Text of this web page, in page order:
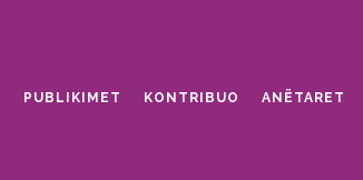
PUBLIKIMET KONTRIBUO
ANËTARET